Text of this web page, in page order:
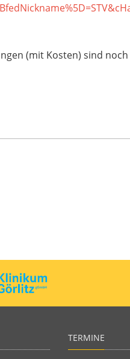
(mit Kosten) sind noch
TERMINE